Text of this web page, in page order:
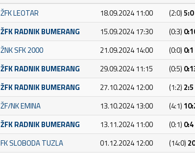
ŽFK LEOTAR 18.09.2024 11:00 (2:0)5:0
ŽFK RADNIK BUMERANG 15.09.2024 17:30 (0:3)
ŽNK SFK 2000 21.09.2024 14:00 (0:0) 0:1
ŽFK RADNIK BUMERANG 29.09.2024 11:15 (0:5)
ŽFK RADNIK BUMERANG 27.10.2024 12:00 (1:2) 2:5
ŽF/NK EMINA 13.10.2024 13:00 (4:1)
ŽFK RADNIK BUMERANG 13.11.2024 11:00 (0:1) 0:4
FK SLOBODA TUZLA 01.12.2024 12:00 (14:0)